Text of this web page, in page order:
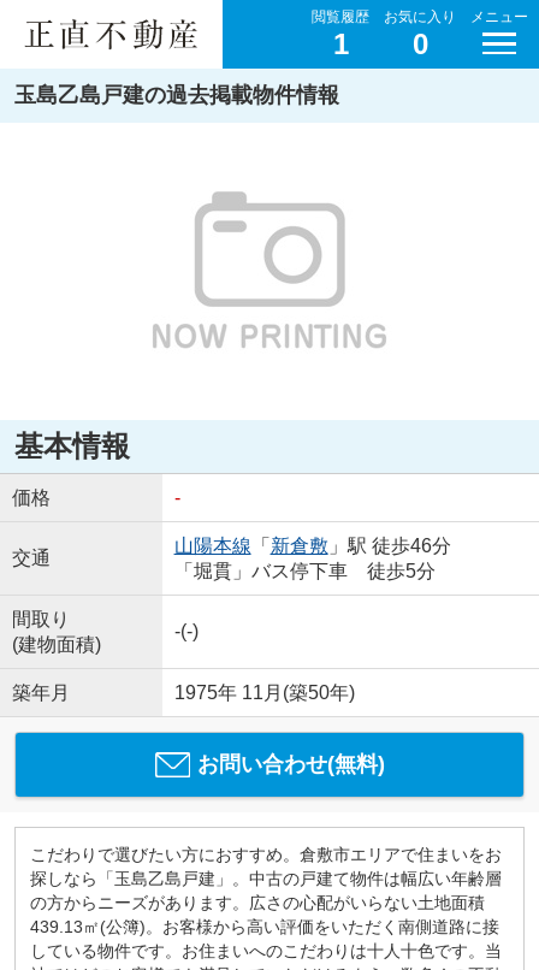
閲覧履歴
1
お気に入り
0
メニュー
玉島乙島戸建の過去掲載物件情報
基本情報
価格 -
交通
山陽本線 「 新倉敷 」駅 徒歩46分
「堀貫」バス停下車 徒歩5分
間取り
(建物面積)
-(-)
築年月 1975年 11月(築50年)
お問い合わせ(無料)
こだわりで選びたい方におすすめ。倉敷市エリアで住まいをお
探しなら「玉島乙島戸建」。中古の戸建て物件は幅広い年齢層
の方からニーズがあります。広さの心配がいらない土地面積
439.13㎡(公簿)。お客様から高い評価をいただく南側道路に接
している物件です。お住まいへのこだわりは十人十色です。当